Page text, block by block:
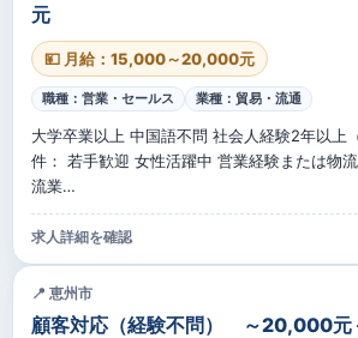
元
💴 月給：15,000～20,000元
職種：営業・セールス 業種：貿易・流通
大学卒業以上 中国語不問 社会人経験2年以上
件： 若手歓迎 女性活躍中 営業経験または物
流業…
求人詳細を確認
📍 恵州市
顧客対応（経験不問） ～20,000元